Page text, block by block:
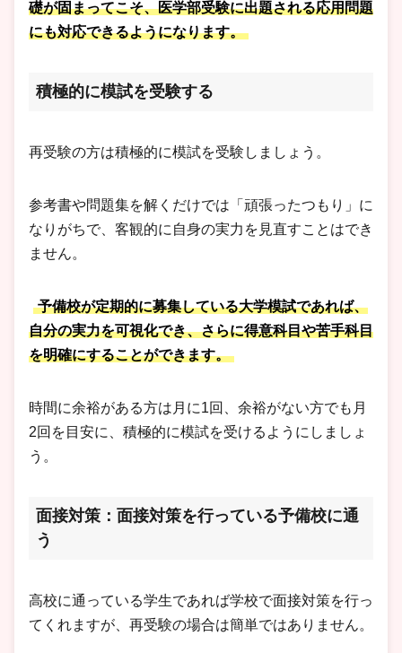
礎が固まってこそ、医学部受験に出題される応用問題
にも対応できるようになります。
積極的に模試を受験する
再受験の方は積極的に模試を受験しましょう。
参考書や問題集を解くだけでは「頑張ったつもり」に
なりがちで、客観的に自身の実力を見直すことはでき
ません。
予備校が定期的に募集している大学模試であれば、
自分の実力を可視化でき、さらに得意科目や苦手科目
を明確にすることができます。
時間に余裕がある方は月に1回、余裕がない方でも月
2回を目安に、積極的に模試を受けるようにしましょ
う。
面接対策：面接対策を行っている予備校に通
う
高校に通っている学生であれば学校で面接対策を行っ
てくれますが、再受験の場合は簡単ではありません。